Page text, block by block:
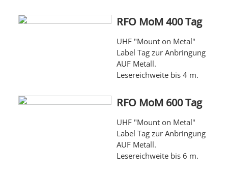
RFO MoM 400 Tag
UHF "Mount on Metal"
Label Tag zur Anbringung
AUF Metall.
Lesereichweite bis 4 m.
RFO MoM 600 Tag
UHF "Mount on Metal"
Label Tag zur Anbringung
AUF Metall.
Lesereichweite bis 6 m.